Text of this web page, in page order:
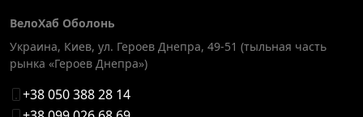
ВелоХаб Оболонь
Украина, Киев, ул. Героев Днепра, 49-51 (тыльная часть
рынка «Героев Днепра»)
+38 050 388 28 14